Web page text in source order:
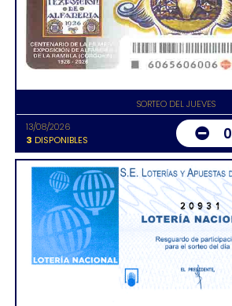
SORTEO DEL JUEVES
13/08/2026
3 DISPONIBLES 0
20931